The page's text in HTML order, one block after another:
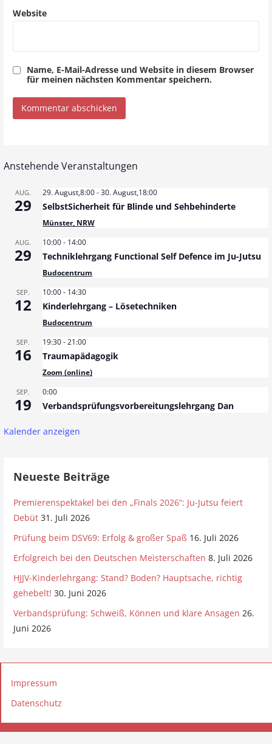
Website
Name, E-Mail-Adresse und Website in diesem Browser
für meinen nächsten Kommentar speichern.
Anstehende Veranstaltungen
AUG.
29
29. August,8:00-30. August,18:00
SelbstSicherheit für Blinde und Sehbehinderte
Münster, NRW
AUG.
29
10:00- 14:00
Techniklehrgang Functional Self Defence im Ju-Jutsu
Budocentrum
SEP.
12
10:00- 14:30
Kinderlehrgang – Lösetechniken
Budocentrum
SEP.
16
19:30-21:00
Traumapädagogik
Zoom (online)
SEP.
19
0:00
Verbandsprüfungsvorbereitungslehrgang Dan
Kalender anzeigen
Neueste Beiträge
Premierenspektakel bei den „Finals 2026“: Ju-Jutsu feiert
Debüt 31. Juli 2026
Prüfung beim DSV69: Erfolg & großer Spaß 16. Juli 2026
Erfolgreich bei den Deutschen Meisterschaften 8. Juli 2026
HJJV-Kinderlehrgang: Stand? Boden? Hauptsache, richtig
gehebelt! 30. Juni 2026
Verbandsprüfung: Schweiß, Können und klare Ansagen 26.
Juni 2026
Impressum
Datenschutz